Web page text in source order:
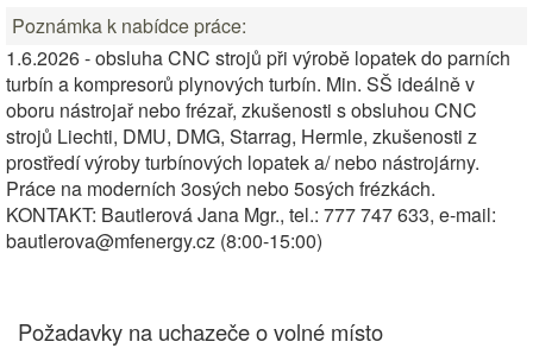
Poznámka k nabídce práce:
1.6.2026 - obsluha CNC strojů při výrobě lopatek do parních
turbín a kompresorů plynových turbín. Min. SŠ ideálně v
oboru nástrojař nebo frézař, zkušenosti s obsluhou CNC
strojů Liechti, DMU, DMG, Starrag, Hermle, zkušenosti z
prostředí výroby turbínových lopatek a/ nebo nástrojárny.
Práce na moderních 3osých nebo 5osých frézkách.
KONTAKT: Bautlerová Jana Mgr., tel.: 777 747 633, e-mail:
bautlerova@mfenergy.cz (8:00-15:00)
Požadavky na uchazeče o volné místo